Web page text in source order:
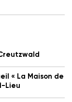
« La Maison de
Lieu